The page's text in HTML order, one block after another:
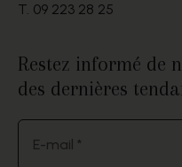
T. 09 223 28 25
Restez informé de
des dernières
E-mail *